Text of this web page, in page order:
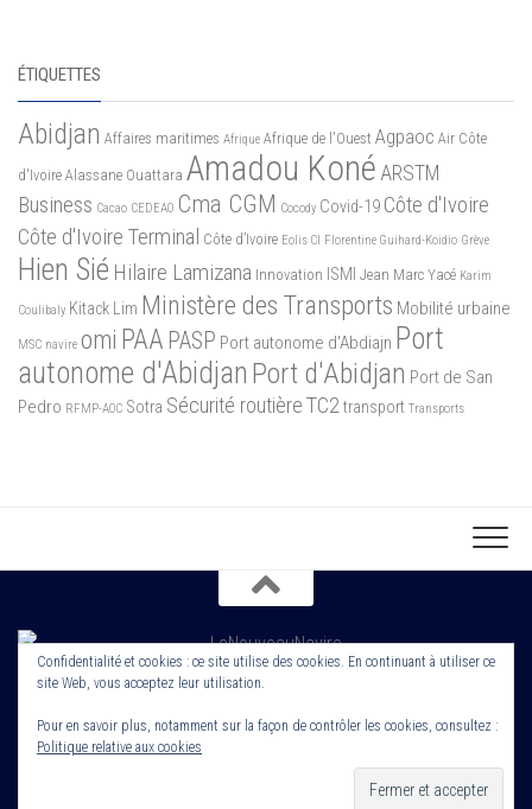
ÉTIQUETTES
Abidjan Affaires maritimes Afrique Afrique de l'Ouest Agpaoc Air Côte
d'Ivoire Alassane Ouattara Amadou Koné ARSTM
Business Cacao CEDEAO Cma CGM Cocody Covid-19 Côte d'Ivoire
Côte d'Ivoire Terminal Côte d’Ivoire Eolis CI Florentine Guihard-Koidio Grève
Hien Sié Hilaire Lamizana Innovation ISMI Jean Marc Yacé Karim
Coulibaly Kitack Lim Ministère des Transports Mobilité urbaine
MSC navire omi PAA PASP Port autonome d'Abdiajn Port
autonome d'Abidjan Port d'Abidjan Port de San
Pedro RFMP-AOC Sotra Sécurité routièreTC2transport Transports
Copyright 2022. Le Nouveau Navire. Tout droit Réservé. Edité par
Cornerstone ROS
Confidentialité et cookies : ce site utilise des cookies. En continuant à utiliser ce
site Web, vous acceptez leur utilisation.
Pour en savoir plus, notamment sur la façon de contrôler les cookies, consultez :
Politique relative aux cookies